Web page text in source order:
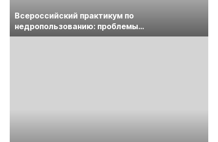
Всероссийский практикум по
недропользованию: проблемы
лицензирования, цифровизации, экспертизы